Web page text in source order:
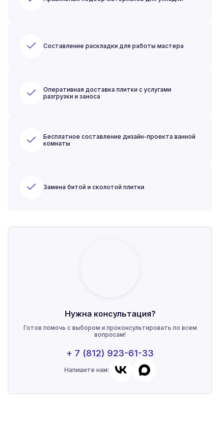
Составление раскладки для работы мастера
Оперативная доставка плитки с услугами
разгрузки и заноса
Бесплатное составление дизайн-проекта ванной
комнаты
Замена битой и сколотой плитки
Нужна консультация?
Готов помочь с выбором и проконсультировать по всем
вопросам!
+ 7 (812) 923-61-33
Напишите нам: